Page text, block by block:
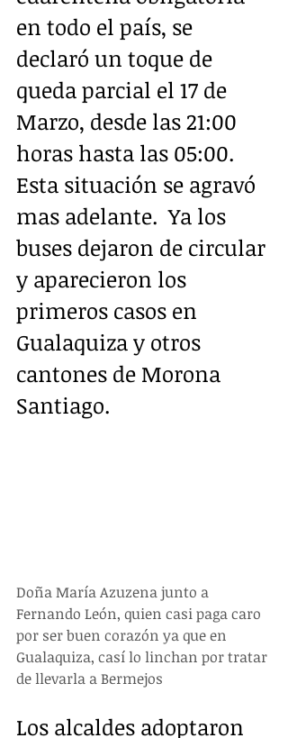
en todo el país, se
declaró un toque de
queda parcial el 17 de
Marzo, desde las 21:00
horas hasta las 05:00.
Esta situación se agravó
mas adelante.  Ya los
buses dejaron de circular
y aparecieron los
primeros casos en
Gualaquiza y otros
cantones de Morona
Santiago.
Doña María Azuzena junto a
Fernando León, quien casi paga caro
por ser buen corazón ya que en
Gualaquiza, casí lo linchan por tratar
de llevarla a Bermejos
Los alcaldes adoptaron